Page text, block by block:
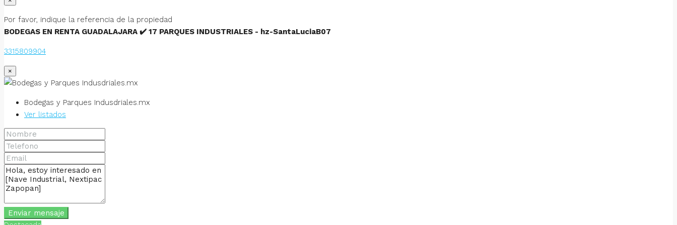
Por favor, indique la referencia de la propiedad
BODEGAS EN RENTA GUADALAJARA ✔️ 17 PARQUES INDUSTRIALES - hz-SantaLuciaB07
3315809904
×
Bodegas y Parques Indusdriales.mx
Ver listados
Enviar mensaje